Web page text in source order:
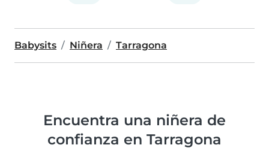
Babysits Niñera Tarragona
Encuentra una niñera de
confianza en Tarragona